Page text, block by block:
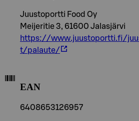
Juustoportti Food Oy
Meijeritie 3, 61600 Jalasjärvi
https://www.juustoportti.fi/
t/palaute/
EAN
6408653126957